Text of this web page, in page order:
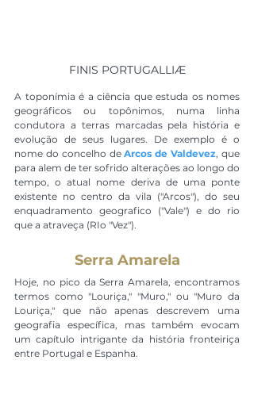
FINIS PORTUGALLIÆ
A toponímia é a ciência que estuda os nomes
geográficos ou topônimos, numa linha
condutora a terras marcadas pela história e
evolução de seus lugares. De exemplo é o
nome do concelho de Arcos de Valdevez, que
para alem de ter sofrido alterações ao longo do
tempo, o atual nome deriva de uma ponte
existente no centro da vila ("Arcos"), do seu
enquadramento geografico ("Vale") e do rio
que a atraveça (RIo "Vez").
Serra Amarela
Hoje, no pico da Serra Amarela, encontramos
termos como "Louriça," "Muro," ou "Muro da
Louriça," que não apenas descrevem uma
geografia específica, mas também evocam
um capítulo intrigante da história fronteiriça
entre Portugal e Espanha.